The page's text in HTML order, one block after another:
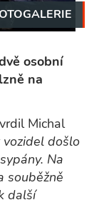
osobní
na
Michal
vozidel došlo
Na
souběžně
další